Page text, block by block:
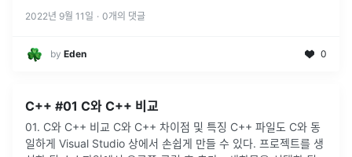
2022년 9월 11일 · 0개의 댓글
by Eden 0
C++ #01 C와 C++ 비교
01. C와 C++ 비교 C와 C++ 차이점 및 특징 C++ 파일도 C와 동
일하게 Visual Studio 상에서 손쉽게 만들 수 있다. 프로젝트를 생